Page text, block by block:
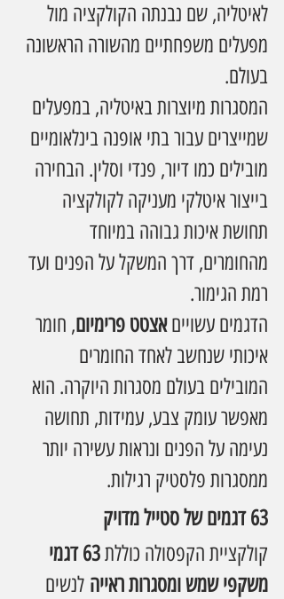
לאיטליה, שם נבנתה הקולקציה מול
מפעלים משפחתיים מהשורה הראשונה
בעולם.
המסגרות מיוצרות באיטליה, במפעלים
שמייצרים עבור בתי אופנה בינלאומיים
מובילים כמו דיור, פנדי וסלין. הבחירה
בייצור איטלקי מעניקה לקולקציה
תחושת איכות גבוהה במיוחד
מהחומרים, דרך המשקל על הפנים ועד
רמת הגימור.
הדגמים עשויים אצטט פרימיום, חומר
איכותי שנחשב לאחד החומרים
המובילים בעולם מסגרות היוקרה. הוא
מאפשר עומק צבע, עמידות, תחושה
נעימה על הפנים ונראות עשירה יותר
ממסגרות פלסטיק רגילות.
63 דגמים של סטייל מדויק
קולקציית הקפסולה כוללת
63 דגמי
משקפי שמש ומסגרות ראייה לנשים